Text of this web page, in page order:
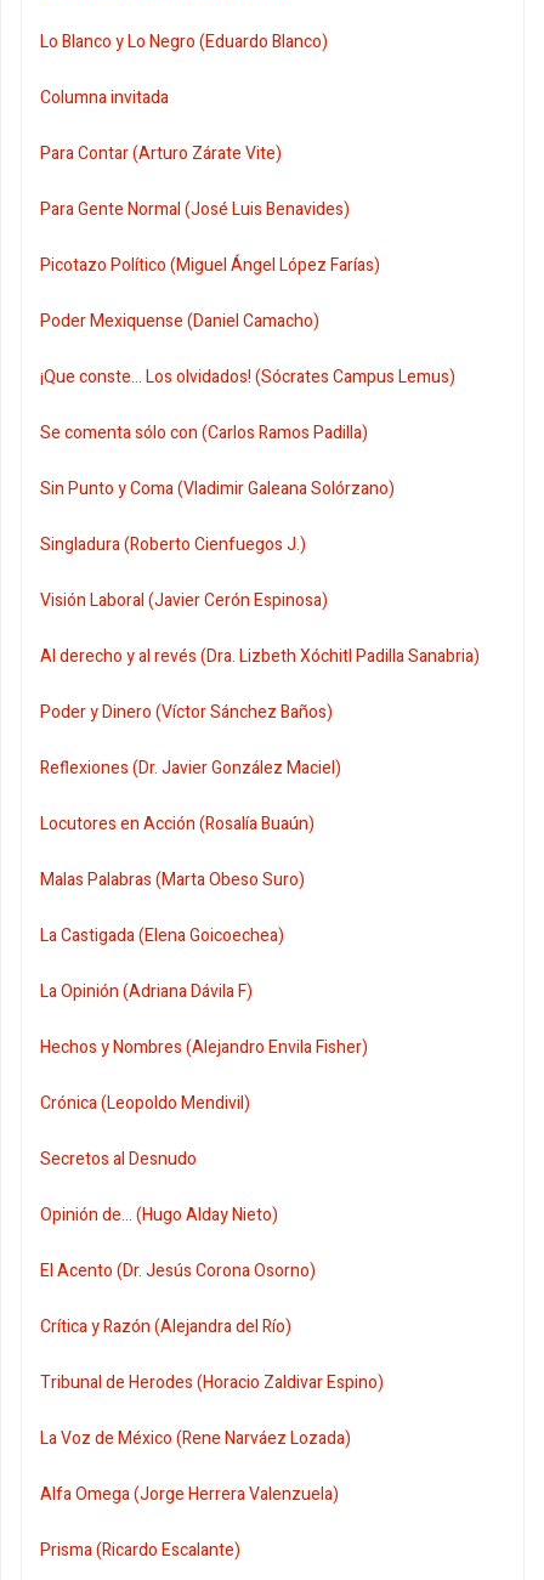
Lo Blanco y Lo Negro (Eduardo Blanco)
Columna invitada
Para Contar (Arturo Zárate Vite)
Para Gente Normal (José Luis Benavides)
Picotazo Político (Miguel Ángel López Farías)
Poder Mexiquense (Daniel Camacho)
¡Que conste... Los olvidados! (Sócrates Campus Lemus)
Se comenta sólo con (Carlos Ramos Padilla)
Sin Punto y Coma (Vladimir Galeana Solórzano)
Singladura (Roberto Cienfuegos J.)
Visión Laboral (Javier Cerón Espinosa)
Al derecho y al revés (Dra. Lizbeth Xóchitl Padilla Sanabria)
Poder y Dinero (Víctor Sánchez Baños)
Reflexiones (Dr. Javier González Maciel)
Locutores en Acción (Rosalía Buaún)
Malas Palabras (Marta Obeso Suro)
La Castigada (Elena Goicoechea)
La Opinión (Adriana Dávila F)
Hechos y Nombres (Alejandro Envila Fisher)
Crónica (Leopoldo Mendivil)
Secretos al Desnudo
Opinión de... (Hugo Alday Nieto)
El Acento (Dr. Jesús Corona Osorno)
Crítica y Razón (Alejandra del Río)
Tribunal de Herodes (Horacio Zaldivar Espino)
La Voz de México (Rene Narváez Lozada)
Alfa Omega (Jorge Herrera Valenzuela)
Prisma (Ricardo Escalante)